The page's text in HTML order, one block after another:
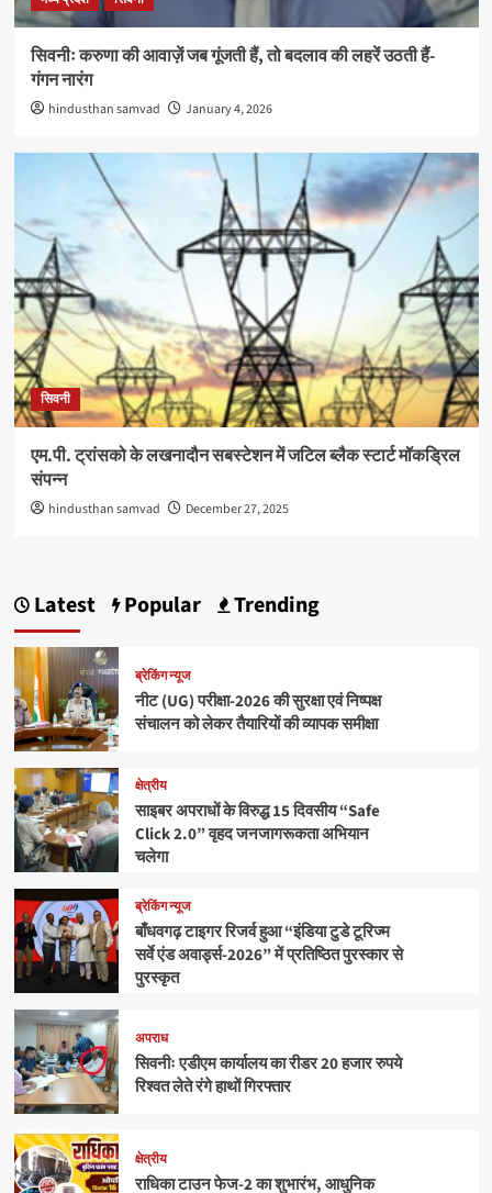
सिवनीः करुणा की आवाज़ें जब गूंजती हैं, तो बदलाव की लहरें उठती हैं-
गंगन नारंग
hindusthan samvad January 4, 2026
सिवनी
एम.पी. ट्रांसको के लखनादौन सबस्टेशन में जटिल ब्लैक स्टार्ट मॉकड्रिल
संपन्न
hindusthan samvad December 27, 2025
Latest Popular Trending
ब्रेकिंग न्यूज
नीट (UG) परीक्षा-2026 की सुरक्षा एवं निष्पक्ष
संचालन को लेकर तैयारियों की व्यापक समीक्षा
क्षेत्रीय
साइबर अपराधों के विरुद्ध 15 दिवसीय “Safe
Click 2.0” वृहद जनजागरूकता अभियान
चलेगा
ब्रेकिंग न्यूज
बाँधवगढ़ टाइगर रिजर्व हुआ “इंडिया टुडे टूरिज्म
सर्वे एंड अवार्ड्स-2026” में प्रतिष्ठित पुरस्कार से
पुरस्कृत
अपराध
सिवनीः एडीएम कार्यालय का रीडर 20 हजार रुपये
रिश्वत लेते रंगे हाथों गिरफ्तार
क्षेत्रीय
राधिका टाउन फेज-2 का शुभारंभ, आधुनिक